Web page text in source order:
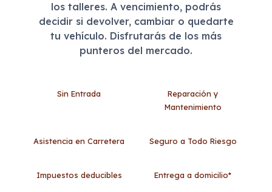
los talleres. A vencimiento, podrás
decidir si devolver, cambiar o quedarte
tu vehículo. Disfrutarás de los más
punteros del mercado.
Sin Entrada
Reparación y
Mantenimiento
Asistencia en Carretera Seguro a Todo Riesgo
Impuestos deducibles Entrega a domicilio*